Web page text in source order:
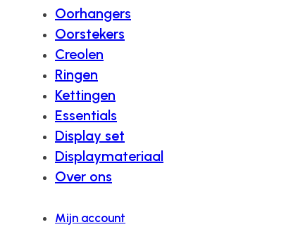
Oorhangers
Oorstekers
Creolen
Ringen
Kettingen
Essentials
Display set
Displaymateriaal
Over ons
Mijn account